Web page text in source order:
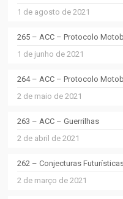
1 de agosto de 2021
265 – ACC – Protocolo
1 de junho de 2021
264 – ACC – Protocolo
2 de maio de 2021
263 – ACC – Guerrilhas
2 de abril de 2021
262 – Conjecturas
2 de março de 2021